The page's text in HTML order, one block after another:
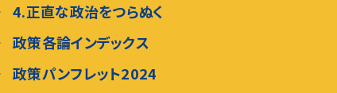
4.正直な政治をつらぬく
政策各論インデックス
政策パンフレット2024